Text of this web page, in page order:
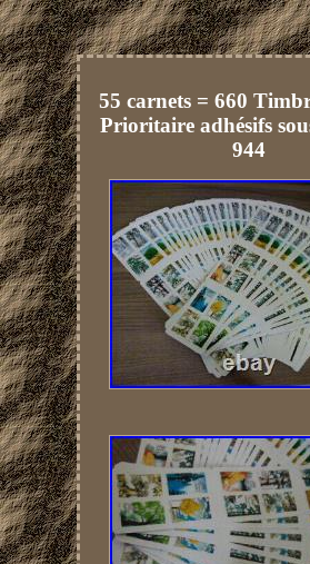
55 carnets = 660
Prioritaire adhésifs
944